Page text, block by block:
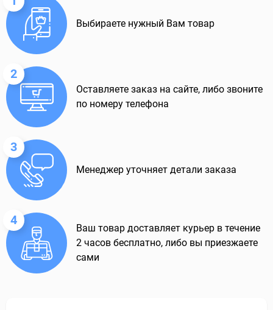
Выбираете нужный Вам товар
2
Оставляете заказ на сайте, либо звоните
по номеру телефона
3
Менеджер уточняет детали заказа
4
Ваш товар доставляет курьер в течение
2 часов бесплатно, либо вы приезжаете
сами